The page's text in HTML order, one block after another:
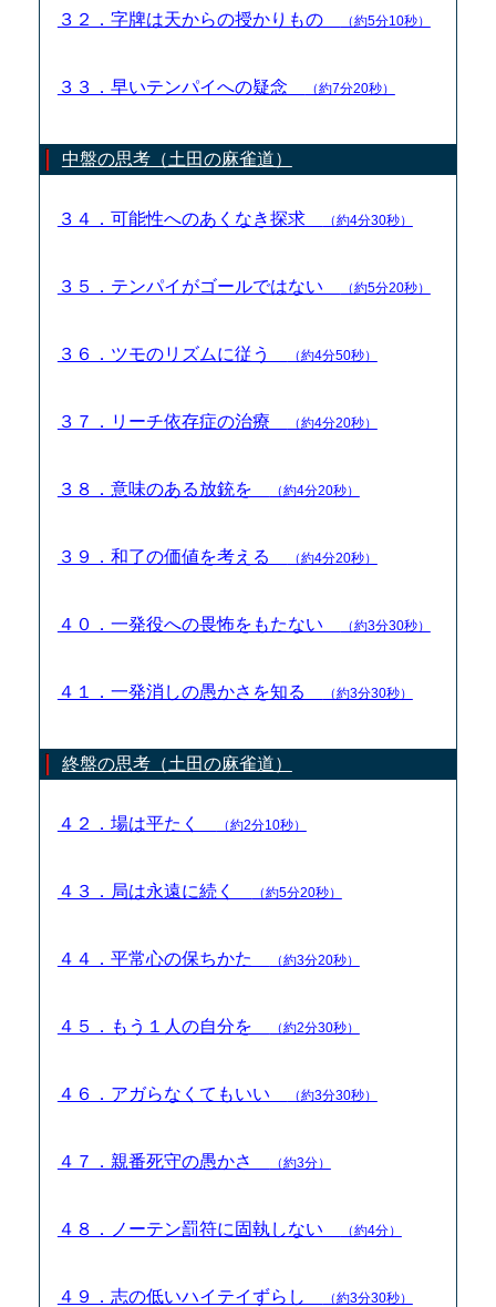
３２．字牌は天からの授かりもの （約5分10秒）
３３．早いテンパイへの疑念 （約7分20秒）
中盤の思考（土田の麻雀道）
３４．可能性へのあくなき探求 （約4分30秒）
３５．テンパイがゴールではない （約5分20秒）
３６．ツモのリズムに従う （約4分50秒）
３７．リーチ依存症の治療 （約4分20秒）
３８．意味のある放銃を （約4分20秒）
３９．和了の価値を考える （約4分20秒）
４０．一発役への畏怖をもたない （約3分30秒）
４１．一発消しの愚かさを知る （約3分30秒）
終盤の思考（土田の麻雀道）
４２．場は平たく （約2分10秒）
４３．局は永遠に続く （約5分20秒）
４４．平常心の保ちかた （約3分20秒）
４５．もう１人の自分を （約2分30秒）
４６．アガらなくてもいい （約3分30秒）
４７．親番死守の愚かさ （約3分）
４８．ノーテン罰符に固執しない （約4分）
４９．志の低いハイテイずらし （約3分30秒）